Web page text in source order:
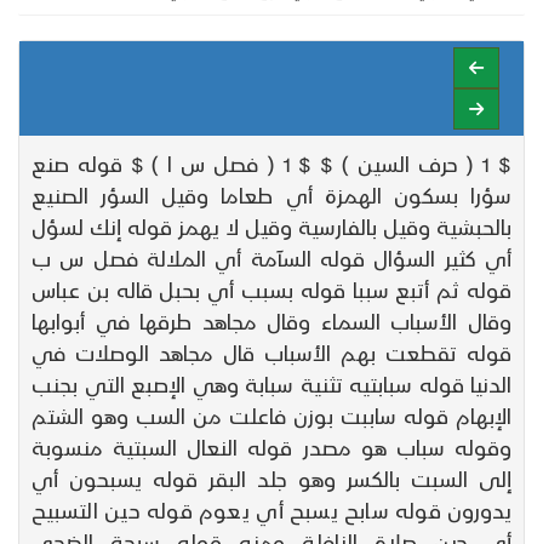
$ 1 ( حرف السين ) $ $ 1 ( فصل س ا ) $ قوله صنع
سؤرا بسكون الهمزة أي طعاما وقيل السؤر الصنيع
بالحبشية وقيل بالفارسية وقيل لا يهمز قوله إنك لسؤل
أي كثير السؤال قوله السآمة أي الملالة فصل س ب
قوله ثم أتبع سببا قوله بسبب أي بحبل قاله بن عباس
وقال الأسباب السماء وقال مجاهد طرقها في أبوابها
قوله تقطعت بهم الأسباب قال مجاهد الوصلات في
الدنيا قوله سبابتيه تثنية سبابة وهي الإصبع التي بجنب
الإبهام قوله ساببت بوزن فاعلت من السب وهو الشتم
وقوله سباب هو مصدر قوله النعال السبتية منسوبة
إلى السبت بالكسر وهو جلد البقر قوله يسبحون أي
يدورون قوله سابح يسبح أي يعوم قوله حين التسبيح